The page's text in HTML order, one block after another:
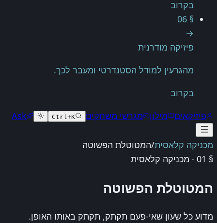
בקרוב
§ 06
→
פיזיקה מודרנית
מהגרעין למודל הסטנדרטי ומעבר לכך.
בקרוב
פיזיקאים
מילון מגרשי משחקים Ctrl+K
Ask
מכניקה קלאסית/המטוטלת הפשוטה
§ 01 · מכניקה קלאסית
המטוטלת הפשוטה
מדוע כל שעון שאי-פעם תקתק, תקתק באותו האופן.